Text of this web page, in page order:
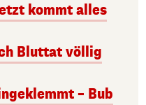
kommt alles
Bluttat völlig
– Bub